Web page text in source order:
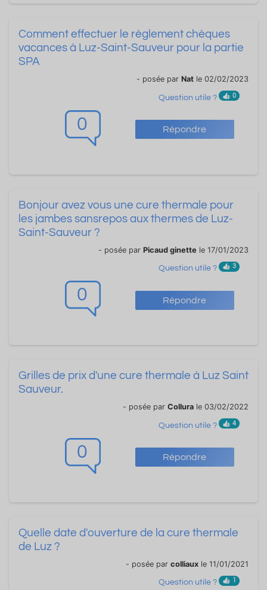
0 Répondre
Comment effectuer le règlement chèques
vacances à Luz-Saint-Sauveur pour la partie
SPA
- posée par Nat le 02/02/2023
Question utile ? 0
0 Répondre
Bonjour avez vous une cure thermale pour
les jambes sansrepos aux thermes de Luz-
Saint-Sauveur ?
- posée par Picaud ginette le 17/01/2023
Question utile ? 3
0 Répondre
Grilles de prix d'une cure thermale à Luz Saint
Sauveur.
- posée par Collura le 03/02/2022
Question utile ? 4
Quelle date d'ouverture de la cure thermale
de Luz ?
- posée par colliaux le 11/01/2021
Question utile ? 1